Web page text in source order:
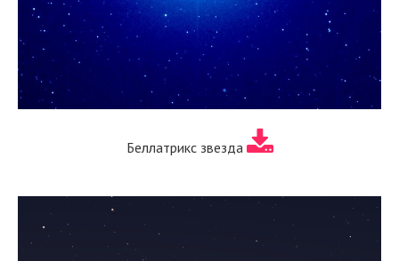
Беллатрикс звезда